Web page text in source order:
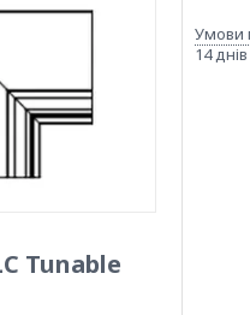
Tunable
14 днів